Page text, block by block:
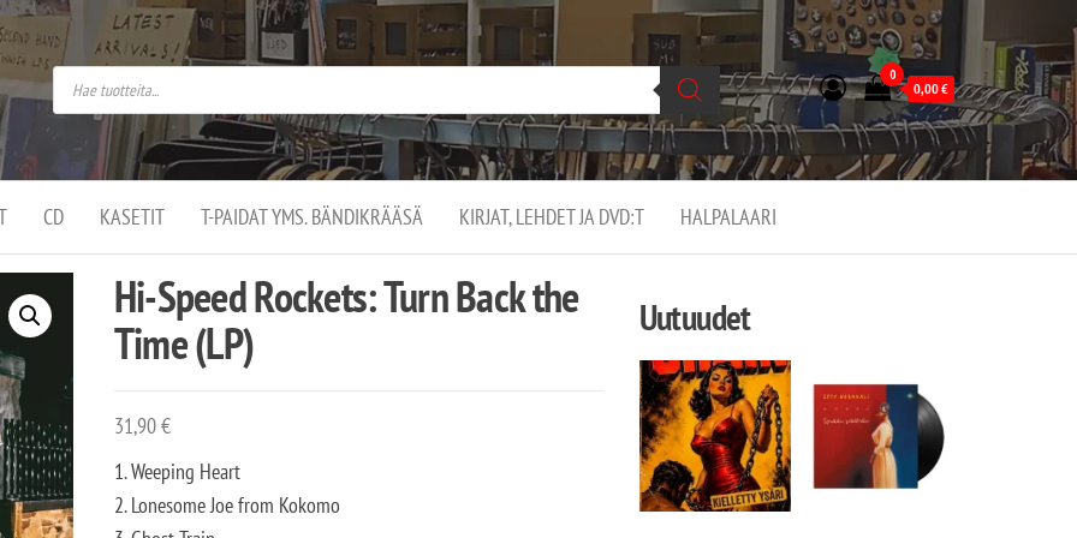
–
on
0
0,00€
CD KASETIT T-PAIDAT YMS. BÄNDIKRÄÄSÄ KIRJAT, LEHDET JA DVD:T HALPALAARI
Hi-Speed Rockets: Turn Back the
Time (LP)
31,90€
1. Weeping Heart
2. Lonesome Joe from Kokomo
Uutuudet